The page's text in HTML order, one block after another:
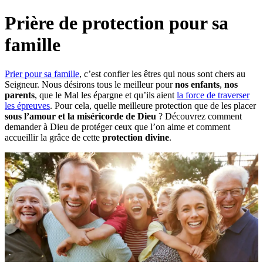
Prière de protection pour sa
famille
Prier pour sa famille, c’est confier les êtres qui nous sont chers au
Seigneur. Nous désirons tous le meilleur pournos enfants, nos
parents, que le Mal les épargne et qu’ils aient la force de traverser
les épreuves. Pour cela, quelle meilleure protection que de les placer
sous l’amour et la miséricorde de Dieu ? Découvrez comment
demander à Dieu de protéger ceux que l’on aime et comment
accueillir la grâce de cette protection divine.